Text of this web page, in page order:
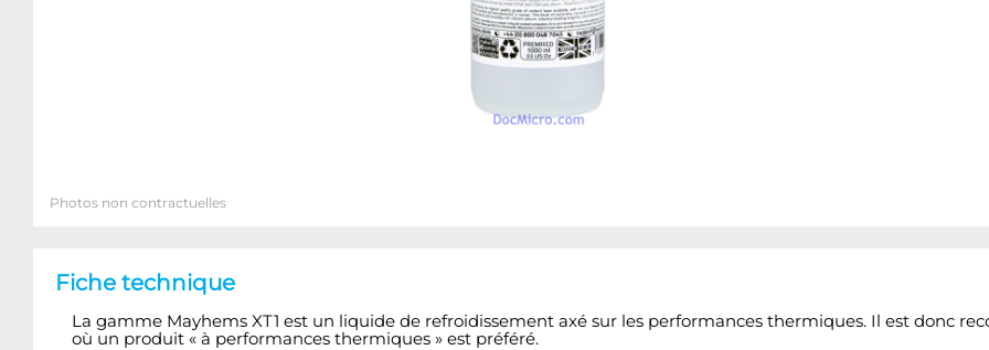
Photos non contractuelles
Fiche technique
La gamme Mayhems XT1 est un liquide de refroidissement axé sur les performances thermiques. Il est donc
où un produit « à performances thermiques » est préféré.